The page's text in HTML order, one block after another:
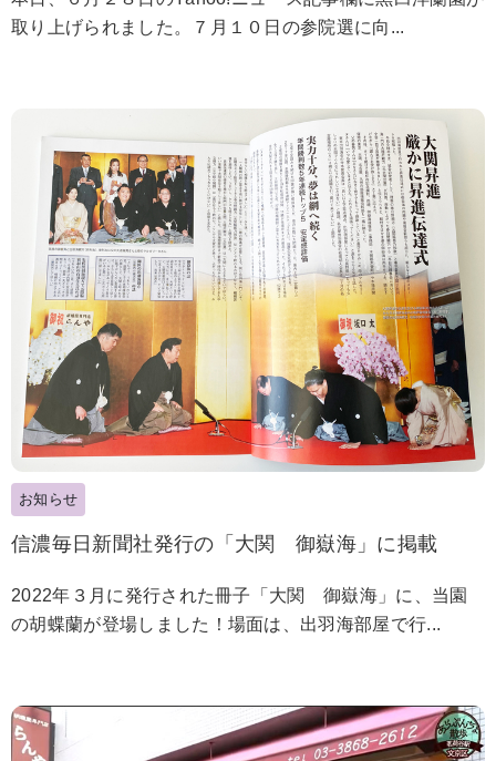
取り上げられました。７月１０日の参院選に向...
お知らせ
信濃毎日新聞社発行の「大関 御嶽海」に掲載
2022年３月に発行された冊子「大関 御嶽海」に、当園
の胡蝶蘭が登場しました！場面は、出羽海部屋で行...